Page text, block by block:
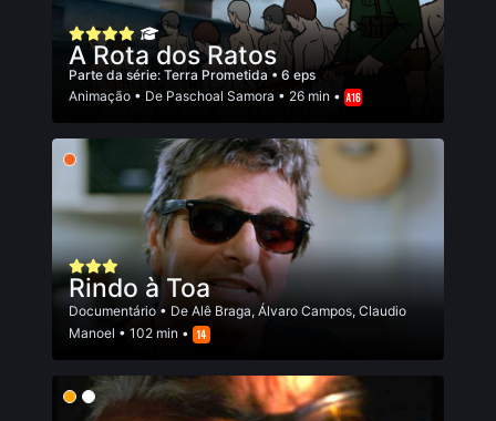
A Rota dos Ratos
Parte da série: Terra Prometida • 6 eps
Animação • De Paschoal Samora • 26 min •
Rindo à Toa
Documentário • De Alê Braga, Álvaro Campos, Claudio
Manoel • 102 min •